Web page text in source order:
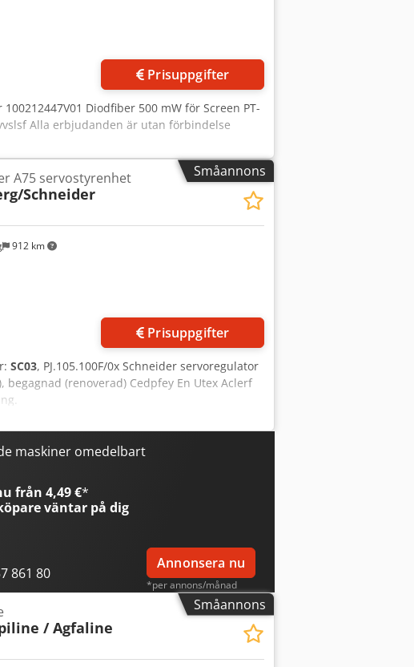
Prisuppgifter
Diodfiber 500 mW för Screen PT-
Alla erbjudanden är utan förbindelse
Småannons
912 km
A75 servostyrenhet
Schneider
Prisuppgifter
SC03, PJ.105.100F/0x Schneider servoregulator
(renoverad) Cedpfey En Utex Aclerf
maskiner omedelbart
från 4,49 €*
väntar på dig
861 80
Annonsera nu
*per annons/månad
Småannons
/ Agfaline